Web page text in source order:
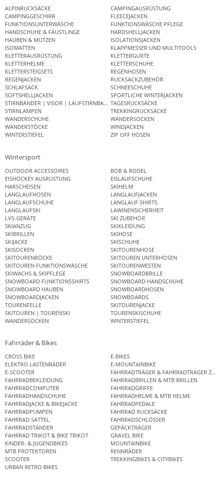
ALPINRUCKSÄCKE
CAMPINGAUSRÜSTUNG
CAMPINGGESCHIRR
FLEECEJACKEN
FUNKTIONSUNTERWÄSCHE
FUNKTIONSWÄSCHE PFLEGE
HANDSCHUHE & FÄUSTLINGE
HARDSHELLJACKEN
HAUBEN & MÜTZEN
ISOLATIONSJACKEN
ISOMATTEN
KLAPPMESSER UND MULTITOOLS
KLETTERAUSRÜSTUNG
KLETTERGURTE
KLETTERHELME
KLETTERSCHUHE
KLETTERSTEIGSETS
REGENHOSEN
REGENJACKEN
RUCKSACKZUBEHÖR
SCHLAFSACK
SCHNEESCHUHE
SOFTSHELLJACKEN
SPORTLICHE WINTERJACKEN
STIRNBÄNDER | VISOR | LAUFSTIRNBANDTAGESRUCKSÄCKE
STIRNLAMPEN
TREKKINGRUCKSÄCKE
WANDERSCHUHE
WANDERSOCKEN
WANDERSTÖCKE
WINDJACKEN
WINTERSTIEFEL
ZIP OFF HOSEN
Wintersport
OUTDOOR ACCESSOIRES
BOB & RODEL
EISHOCKEY AUSRÜSTUNG
EISLAUFSCHUHE
HARSCHEISEN
SKIHELM
LANGLAUFHOSEN
LANGLAUFJACKEN
LANGLAUFSCHUHE
LANGLAUF SHIRTS
LANGLAUFSKI
LAWINENSICHERHEIT
LVS-GERÄTE
SKI ZUBEHÖR
SKIANZUG
SKIKLEIDUNG
SKIBRILLEN
SKIHOSE
SKIJACKE
SKISCHUHE
SKISOCKEN
SKITOURENHOSE
SKITOURENRÖCKE
SKITOUREN UNTERHOSEN
SKITOUREN FUNKTIONSWÄSCHE
SKITOURENWESTEN
SKIWACHS & SKIPFLEGE
SNOWBOARDBRILLE
SNOWBOARD FUNKTIONSSHIRTS
SNOWBOARD HANDSCHUHE
SNOWBOARD HAUBEN
SNOWBOARDHOSEN
SNOWBOARDJACKEN
SNOWBOARDS
TOURENFELLE
SKITOURENJACKE
SKITOUREN | TOURENSKI
TOURENSKISCHUHE
WANDERSOCKEN
WINTERSTIEFEL
Fahrräder & Bikes
CROSS BIKE
E-BIKES
ELEKTRO LASTENRÄDER
E-MOUNTAINBIKE
E-SCOOTER
FAHRRADTRÄGER & FAHRRADTRÄGER
FAHRRADBEKLEIDUNG
FAHRRADBRILLEN & MTB BRILLEN
FAHRRADCOMPUTER
FAHRRADGRIFFE
FAHRRADHANDSCHUHE
FAHRRADHELME & MTB HELME
FAHRRADJACKE & BIKEJACKE
FAHRRADPEDALE
FAHRRADPUMPEN
FAHRRAD RUCKSÄCKE
FAHRRAD SATTEL
FAHRRADSCHLÖSSER
FAHRRADSTÄNDER
GEPÄCKTRÄGER
FAHRRAD TRIKOT & BIKE TRIKOT
GRAVEL BIKE
KINDER- & JUGENDBIKES
MOUNTAINBIKE
MTB PROTEKTOREN
RENNRÄDER
SCOOTER
TREKKINGBIKES & CITYBIKES
URBAN RETRO BIKES